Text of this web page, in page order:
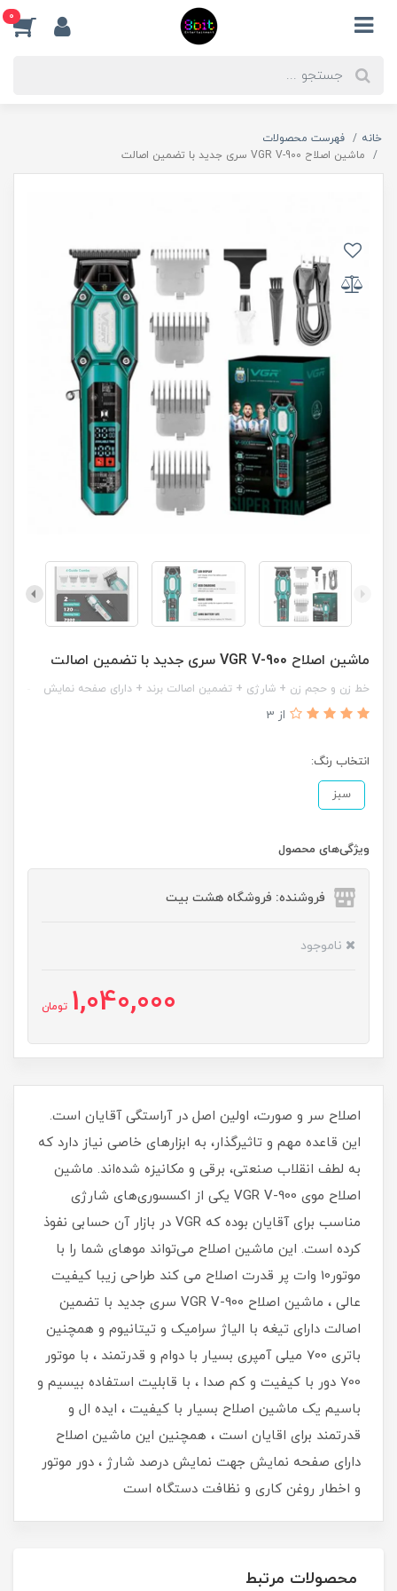
0
خانه
فهرست محصولات
ماشین اصلاح VGR V-900 سری جدید با تضمین اصالت
ماشین اصلاح VGR V-900 سری جدید با تضمین اصالت
خط زن و حجم زن + شارژی + تضمین اصالت برند + دارای صفحه نمایش
از 3
انتخاب رنگ:
سبز
ویژگی‌های محصول
فروشنده: فروشگاه هشت بیت
ناموجود
1,040,000 تومان
اصلاح سر و صورت، اولین اصل در آراستگی آقایان است.
این قاعده مهم و تاثیرگذار، به ابزارهای خاصی نیاز دارد که
به لطف انقلاب صنعتی، برقی و مکانیزه شده‌اند. ماشین
اصلاح موی VGR V-900 یکی از اکسسوری‌های شارژی
مناسب برای آقایان بوده که VGR در بازار آن حسابی نفوذ
کرده است. این ماشین اصلاح می‌تواند موهای شما را با
موتور10 وات پر قدرت اصلاح می کند طراحی زیبا کیفیت
عالی ، ماشین اصلاح VGR V-900 سری جدید با تضمین
اصالت دارای تیغه با الیاژ سرامیک و تیتانیوم و همچنین
باتری 700 میلی آمپری بسیار با دوام و قدرتمند ، با موتور
700 دور با کیفیت و کم صدا ، با قابلیت استفاده بیسیم و
باسیم یک ماشین اصلاح بسیار با کیفیت ، ایده ال و
قدرتمند برای اقایان است ، همچنین این ماشین اصلاح
دارای صفحه نمایش جهت نمایش درصد شارژ ، دور موتور
و اخطار روغن کاری و نظافت دستگاه است
محصولات مرتبط